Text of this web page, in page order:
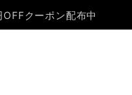
クーポン配布中